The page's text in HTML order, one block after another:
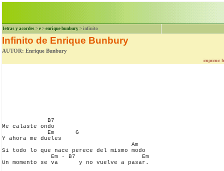
letras y acordes > e > enrique bunbury > infinito
Infinito de Enrique Bunbury
AUTOR: Enrique Bunbury
imprimir
             B7
Me calaste ondo
             Em      G
Y ahora me dueles
                                     Am
Si todo lo que nace perece del mismo modo
              Em - B7                   Em
Un momento se va      y no vuelve a pasar.